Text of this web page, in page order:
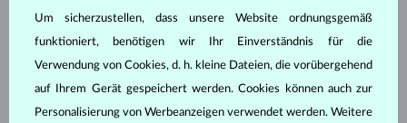
LÄNGE 380.00 mm
GEWICHT 0.80 g
Um sicherzustellen, dass unsere Website ordnungsgemäß
funktioniert, benötigen wir Ihr Einverständnis für die
Verwendung von Cookies, d. h. kleine Dateien, die vorübergehend
auf Ihrem Gerät gespeichert werden. Cookies können auch zur
Personalisierung von Werbeanzeigen verwendet werden. Weitere